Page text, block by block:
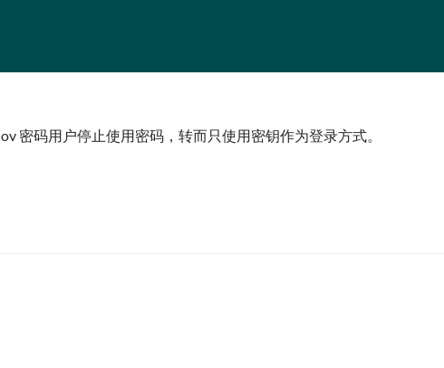
密码用户停止使用密码，转而只使用密钥作为登录方式。